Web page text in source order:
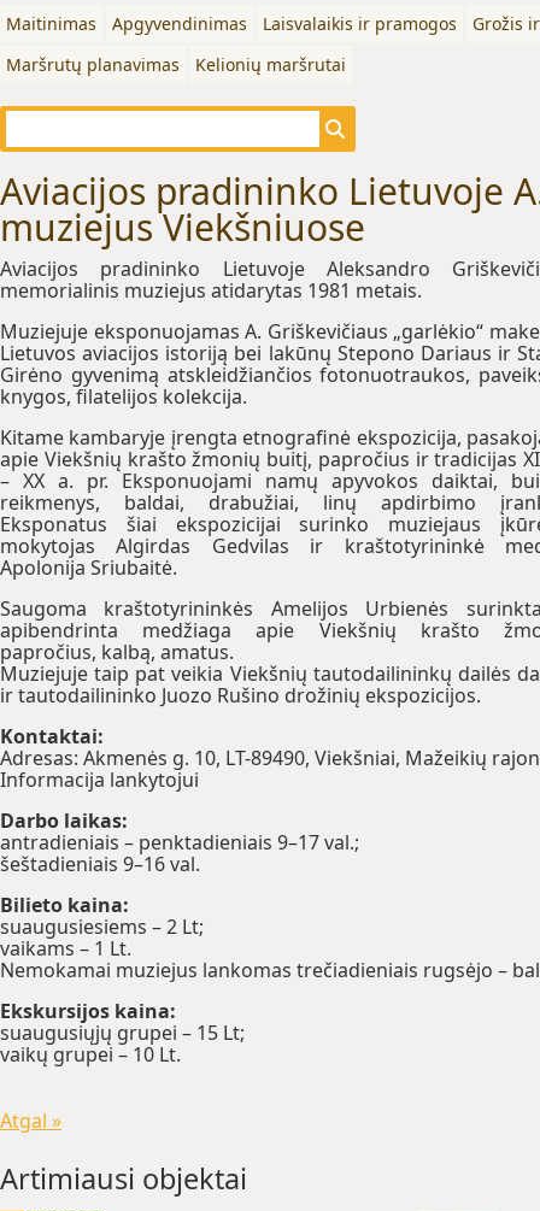
Maitinimas Apgyvendinimas Laisvalaikis ir pramogos
Grožis
Maršrutų planavimas
Kelionių maršrutai
Aviacijos pradininko Lietuvoje
muziejus Viekšniuose
Aviacijos pradininko Lietuvoje Aleksandro
memorialinis muziejus atidarytas 1981 metais.
Muziejuje eksponuojamas A. Griškevičiaus „garlėkio“
Lietuvos aviacijos istoriją bei lakūnų Stepono Dariaus ir
Girėno gyvenimą atskleidžiančios fotonuotraukos,
knygos, filatelijos kolekcija.
Kitame kambaryje įrengta etnografinė ekspozicija,
apie Viekšnių krašto žmonių buitį, papročius ir tradicijas
– XX a. pr. Eksponuojami namų apyvokos daiktai,
reikmenys, baldai, drabužiai, linų apdirbimo
Eksponatus šiai ekspozicijai surinko muziejaus
mokytojas Algirdas Gedvilas ir kraštotyrininkė
Apolonija Sriubaitė.
Saugoma kraštotyrininkės Amelijos Urbienės
apibendrinta medžiaga apie Viekšnių krašto
papročius, kalbą, amatus.
Muziejuje taip pat veikia Viekšnių tautodailininkų dailės
ir tautodailininko Juozo Rušino drožinių ekspozicijos.
Kontaktai:
Adresas: Akmenės g. 10, LT-89490, Viekšniai, Mažeikių
Informacija lankytojui
Darbo laikas:
antradieniais – penktadieniais 9–17 val.;
šeštadieniais 9–16 val.
Bilieto kaina:
suaugusiesiems – 2 Lt;
vaikams – 1 Lt.
Nemokamai muziejus lankomas trečiadieniais rugsėjo –
Ekskursijos kaina:
suaugusiųjų grupei – 15 Lt;
vaikų grupei – 10 Lt.
Atgal »
Artimiausi objektai